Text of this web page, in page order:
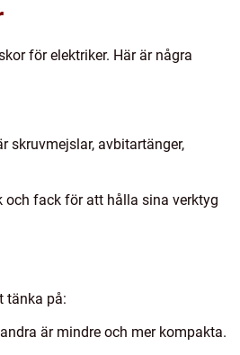
för elektriker. Här är några
skruvmejslar, avbitartänger,
och fack för att hålla sina verktyg
tänka på:
är mindre och mer kompakta.